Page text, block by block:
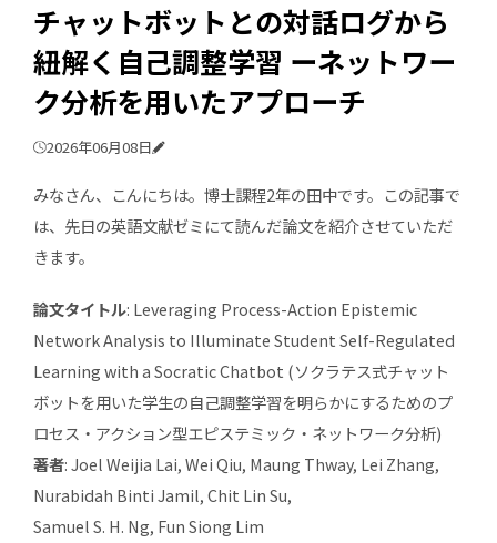
チャットボットとの対話ログから
紐解く自己調整学習 ーネットワー
ク分析を用いたアプローチ
2026年06月08日
みなさん、こんにちは。博士課程2年の田中です。この記事で
は、先日の英語文献ゼミにて読んだ論文を紹介させていただ
きます。
論文タイトル: Leveraging Process-Action Epistemic
Network Analysis to Illuminate Student Self-Regulated
Learning with a Socratic Chatbot (ソクラテス式チャット
ボットを用いた学生の自己調整学習を明らかにするためのプ
ロセス・アクション型エピステミック・ネットワーク分析)
著者: Joel Weijia Lai, Wei Qiu, Maung Thway, Lei Zhang,
Nurabidah Binti Jamil, Chit Lin Su,
Samuel S. H. Ng, Fun Siong Lim